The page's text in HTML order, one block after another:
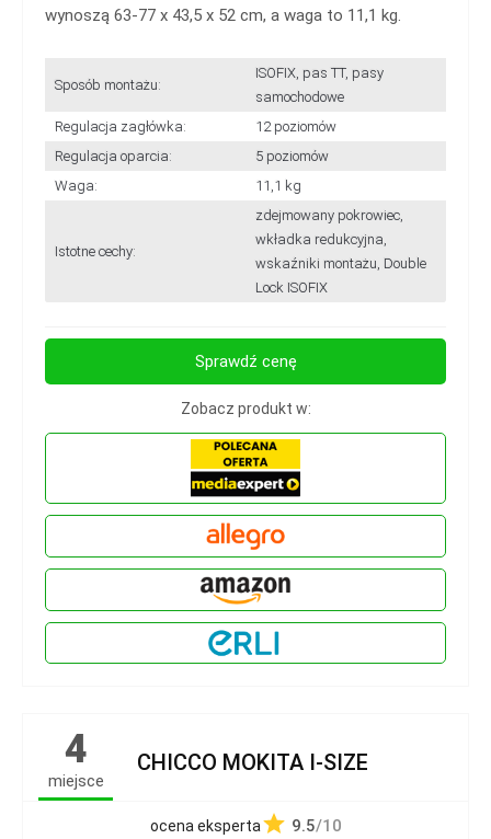
wynoszą 63-77 x 43,5 x 52 cm, a waga to 11,1 kg.
Sposób montażu:
ISOFIX, pas TT, pasy
samochodowe
Regulacja zagłówka:
12 poziomów
Regulacja oparcia:
5 poziomów
Waga:
11,1 kg
Istotne cechy:
zdejmowany pokrowiec,
wkładka redukcyjna,
wskaźniki montażu, Double
Lock ISOFIX
Sprawdź cenę
Zobacz produkt w:
4
miejsce
CHICCO MOKITA I-SIZE
ocena eksperta 9.5/10